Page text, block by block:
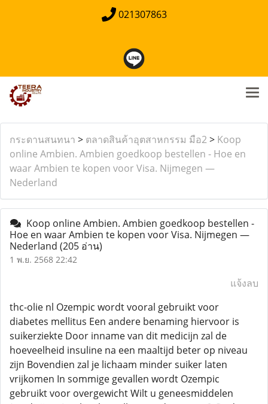
021307863
กระดานสนทนา > ตลาดสินค้าอุตสาหกรรม มือ2> Koop
online Ambien. Ambien goedkoop bestellen - Hoe en
waar Ambien te kopen voor Visa. Nijmegen —
Nederland
Koop online Ambien. Ambien goedkoop bestellen -
Hoe en waar Ambien te kopen voor Visa. Nijmegen —
Nederland (205 อ่าน)
1 พ.ย. 2568 22:42
แจ้งลบ
thc-olie nl Ozempic wordt vooral gebruikt voor
diabetes mellitus Een andere benaming hiervoor is
suikerziekte Door inname van dit medicijn zal de
hoeveelheid insuline na een maaltijd beter op niveau
zijn Bovendien zal je lichaam minder suiker laten
vrijkomen In sommige gevallen wordt Ozempic
gebruikt voor overgewicht Wilt u geneesmiddelen